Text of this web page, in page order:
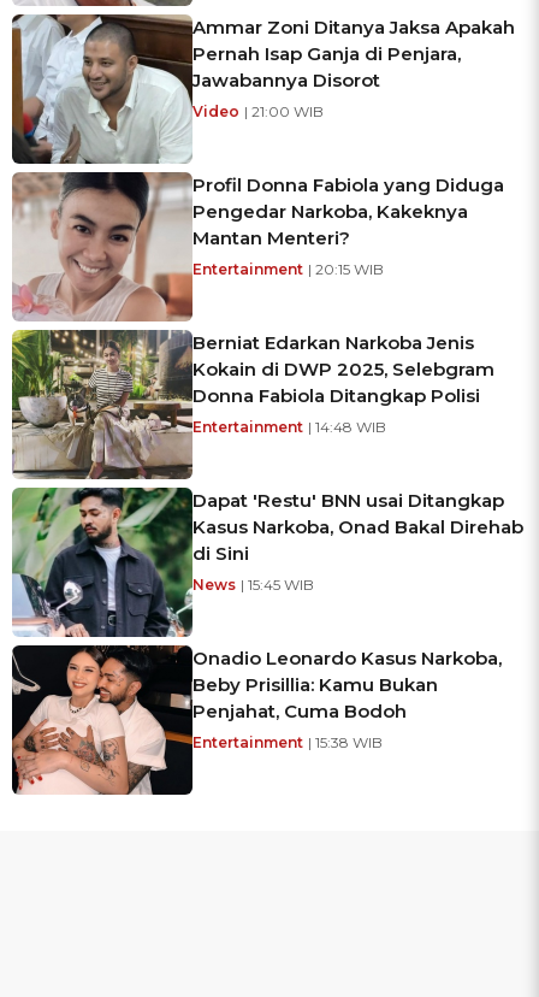
Ammar Zoni Ditanya Jaksa Apakah
Pernah Isap Ganja di Penjara,
Jawabannya Disorot
Video | 21:00 WIB
Profil Donna Fabiola yang Diduga
Pengedar Narkoba, Kakeknya
Mantan Menteri?
Entertainment | 20:15 WIB
Berniat Edarkan Narkoba Jenis
Kokain di DWP 2025, Selebgram
Donna Fabiola Ditangkap Polisi
Entertainment | 14:48 WIB
Dapat 'Restu' BNN usai Ditangkap
Kasus Narkoba, Onad Bakal Direhab
di Sini
News | 15:45 WIB
Onadio Leonardo Kasus Narkoba,
Beby Prisillia: Kamu Bukan
Penjahat, Cuma Bodoh
Entertainment | 15:38 WIB